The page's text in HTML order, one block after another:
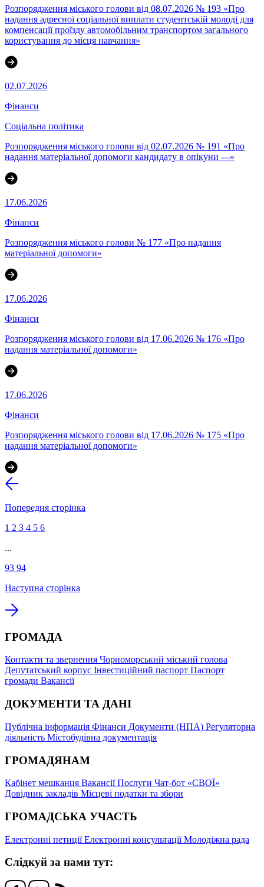
Розпорядження міського голови від 08.07.2026 № 193 «Про
надання адресної соціальної виплати студентській молоді для
компенсації проїзду автомобільним транспортом загального
користування до місця навчання»
02.07.2026
Фінанси
Соціальна політика
Розпорядження міського голови від 02.07.2026 № 191 «Про
надання матеріальної допомоги кандидату в опікуни ---»
17.06.2026
Фінанси
Розпорядження міського голови № 177 «Про надання
матеріальної допомоги»
17.06.2026
Фінанси
Розпорядження міського голови від 17.06.2026 № 176 «Про
надання матеріальної допомоги»
17.06.2026
Фінанси
Розпорядження міського голови від 17.06.2026 № 175 «Про
надання матеріальної допомоги»
Попередня сторінка
1 2 3 4 5 6
...
93 94
Наступна сторінка
ГРОМАДА
Контакти та звернення Чорноморський міський голова
Депутатський корпус Інвестиційний паспорт Паспорт
громади Вакансії
ДОКУМЕНТИ ТА ДАНІ
Публічна інформація Фінанси Документи (НПА) Регуляторна
діяльність Містобудівна документація
ГРОМАДЯНАМ
Кабінет мешканця ВакансіїПослуги Чат-бот «СВОЇ»
Довідник закладів Місцеві податки та збори
ГРОМАДСЬКА УЧАСТЬ
Електронні петиціїЕлектронні консультаціїМолодіжна рада
Слідкуй за нами тут: